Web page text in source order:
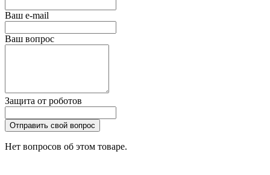
Ваш e-mail
Ваш вопрос
Защита от роботов
Отправить свой вопрос
Нет вопросов об этом товаре.